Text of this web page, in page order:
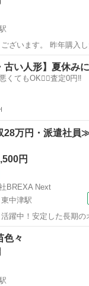
したまま未使用の蚊取
いては自己紹介ペー
久留米駅 家庭用品
古い人形】夏休み
くてもOK🙆‍♀️査定0円‼️
万円・派遣社員
円
BREXA Next
中津駅
躍中！安定した長期の
～40代の男性活躍中★
体装置内部
津駅
色々